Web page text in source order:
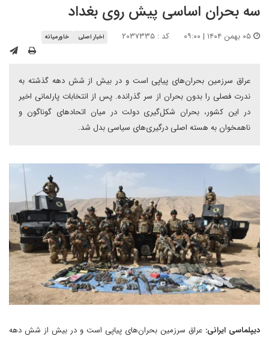
سه بحران اساسی پیش روی بغداد
کد : ۲۰۳۷۳۳۵ اخبار اصلی خاورمیانه
عراق سرزمین بحران‌های پیاپی است و در بیش از شش دهه گذشته به
ندرت فصلی را بدون بحران از سر گذرانده. پس از انتخابات پارلمانی اخیر
در این کشور، بحران شکل‌گیری دولت در میان اتحادهای گوناگون و
ناهمخوان به هسته‌ اصلی درگیری‌های سیاسی بدل شد.
دیپلماسی ایرانی: عراق سرزمین بحران‌های پیاپی است و در بیش از شش دهه